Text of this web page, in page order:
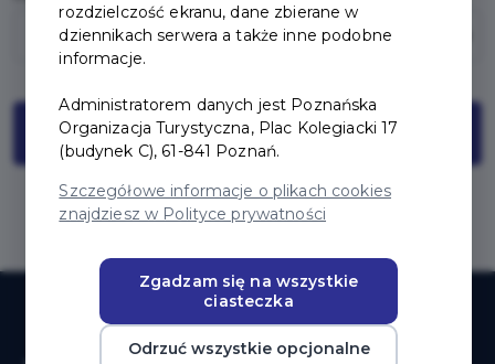
Logowanie
Nie pamiętam hasła
rozdzielczość ekranu, dane zbierane w
dziennikach serwera a także inne podobne
informacje.
Administratorem danych jest Poznańska
Organizacja Turystyczna, Plac Kolegiacki 17
(budynek C), 61-841 Poznań.
Szczegółowe informacje o plikach cookies
znajdziesz w Polityce prywatności
Zgadzam się na wszystkie
ciasteczka
Odrzuć wszystkie opcjonalne